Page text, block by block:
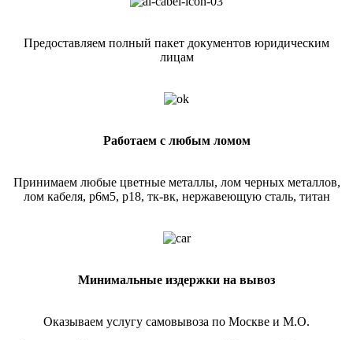
Предоставляем полный пакет документов юридическим
лицам
Работаем с любым ломом
Принимаем любые цветные металлы, лом черных металлов,
лом кабеля, р6м5, р18, тк-вк, нержавеющую сталь, титан
Минимальные издержки на вывоз
Оказываем услугу самовывоза по Москве и М.О.